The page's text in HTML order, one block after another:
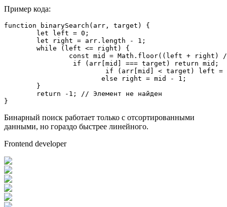
Пример кода:
function binarySearch ( arr, target ) {
let left = 0 ;
let right = arr. length - 1 ;
while (left <= right) {
const mid = Math . floor((left + right)
if (arr[mid] === target) return mid;
if (arr[mid] < target) left =
else right = mid - 1 ;
return - 1 ;
// Элемент не найден
}
Бинарный поиск работает только с отсортированными
данными, но гораздо быстрее линейного.
Frontend developer